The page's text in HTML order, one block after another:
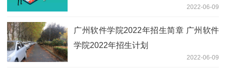
2022-06-09
广州软件学院2022年招生简章 广州软件
学院2022年招生计划
2022-06-09